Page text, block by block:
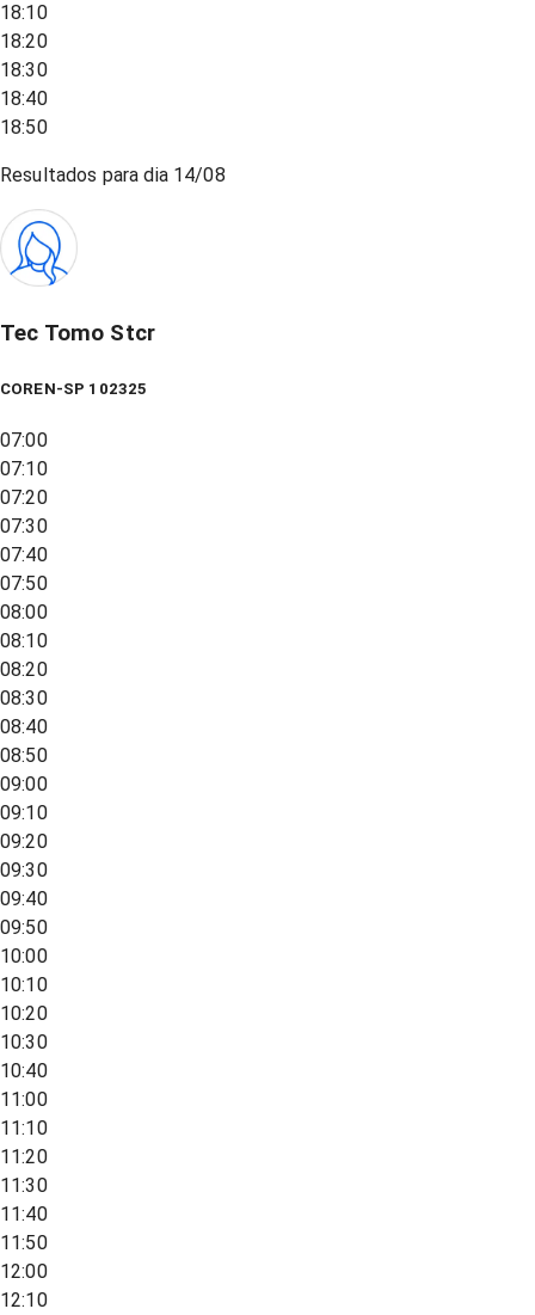
18:10
18:20
18:30
18:40
18:50
Resultados para dia 14/08
Tec Tomo Stcr
COREN-SP 102325
07:00
07:10
07:20
07:30
07:40
07:50
08:00
08:10
08:20
08:30
08:40
08:50
09:00
09:10
09:20
09:30
09:40
09:50
10:00
10:10
10:20
10:30
10:40
11:00
11:10
11:20
11:30
11:40
11:50
12:00
12:10